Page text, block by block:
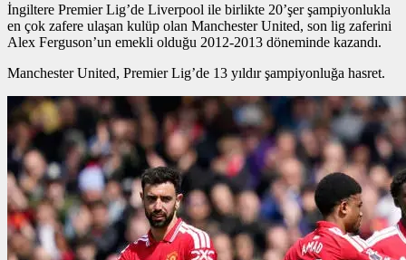
İngiltere Premier Lig’de Liverpool ile birlikte 20’şer şampiyonlukla
en çok zafere ulaşan kulüp olan Manchester United, son lig zaferini
Alex Ferguson’un emekli olduğu 2012-2013 döneminde kazandı.
Manchester United, Premier Lig’de 13 yıldır şampiyonluğa hasret.